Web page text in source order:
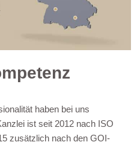
haben bei uns
ist seit 2012 nach ISO
zusätzlich nach den GOI-